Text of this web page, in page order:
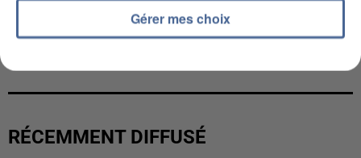
L’UN DES FONDATEURS SUPPOSÉS DE LA DZ
RÉCEMMENT DIFFUSÉ
Gérer mes choix